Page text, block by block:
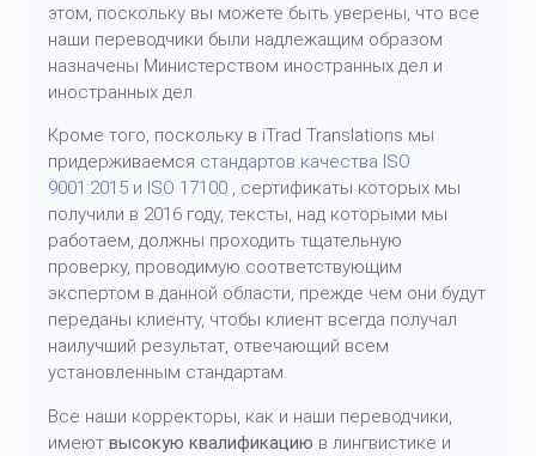
этом, поскольку вы можете быть уверены, что все
наши переводчики были надлежащим образом
назначены Министерством иностранных дел и
иностранных дел.
Кроме того, поскольку в iTrad Translations мы
придерживаемся стандартов качества ISO
9001:2015 и ISO 17100 , сертификаты которых мы
получили в 2016 году, тексты, над которыми мы
работаем, должны проходить тщательную
проверку, проводимую соответствующим
экспертом в данной области, прежде чем они будут
переданы клиенту, чтобы клиент всегда получал
наилучший результат, отвечающий всем
установленным стандартам.
Все наши корректоры, как и наши переводчики,
имеют высокую квалификацию в лингвистике и